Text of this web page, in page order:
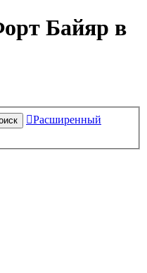
Байяр в
Расширенный